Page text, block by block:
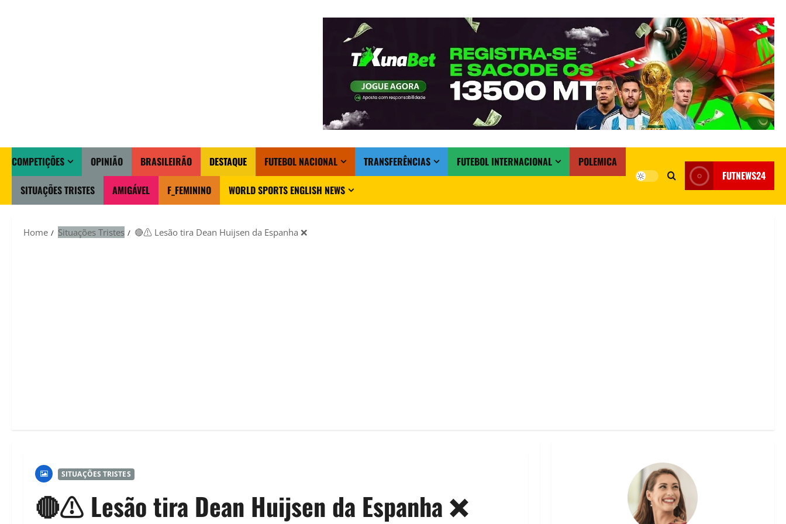
COMPETIÇÕES OPINIÃO BRASILEIRÃO DESTAQUE FUTEBOL NACIONAL TRANSFERÊNCIAS FUTEBOL INTERNACIONAL POLEMICA
SITUAÇÕES TRISTES AMIGÁVEL F_FEMININO WORLD SPORTS ENGLISH NEWS
FUTNEWS24
Home Situações Tristes 🔴⚠️ Lesão tira Dean Huijsen da Espanha ❌
SITUAÇÕES TRISTES
🔴⚠️ Lesão tira Dean Huijsen da Espanha ❌